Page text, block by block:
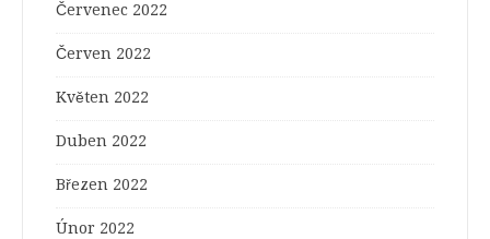
Červenec 2022
Červen 2022
Květen 2022
Duben 2022
Březen 2022
Únor 2022